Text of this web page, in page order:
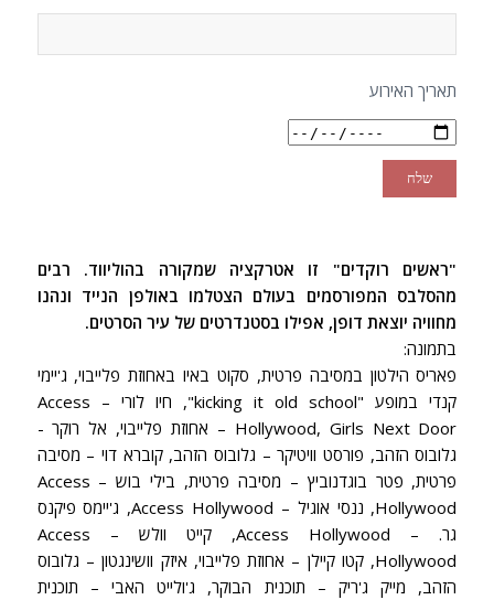
תאריך האירוע
"ראשים רוקדים" זו אטרקציה שמקורה בהוליווד. רבים
מהסלבס המפורסמים בעולם הצטלמו באולפן הנייד ונהנו
מחוויה יוצאת דופן, אפילו בסטנדרטים של עיר הסרטים.
בתמונה:
פאריס הילטון במסיבה פרטית, סקוט באיו באחוזת פלייבוי, ג'יימי
קנדי במופע "kicking it old school", חיו לורי – Access
Hollywood, Girls Next Door – אחוזת פלייבוי, אל רוקר -
גלובוס הזהב, פורסט וויטיקר – גלובוס הזהב, קוברא דוי – מסיבה
פרטית, פטר בוגדנוביץ – מסיבה פרטית, בילי בוש – Access
Hollywood, ננסי אוגיל – Access Hollywood, ג'יימס פיקנס
גר. – Access Hollywood, קייט וולש – Access
Hollywood, קטו קיילן – אחוזת פלייבוי, איזק וושינגטון – גלובוס
הזהב, מייק ג'ריק – תוכנית הבוקר, ג'ולייט האבי – תוכנית